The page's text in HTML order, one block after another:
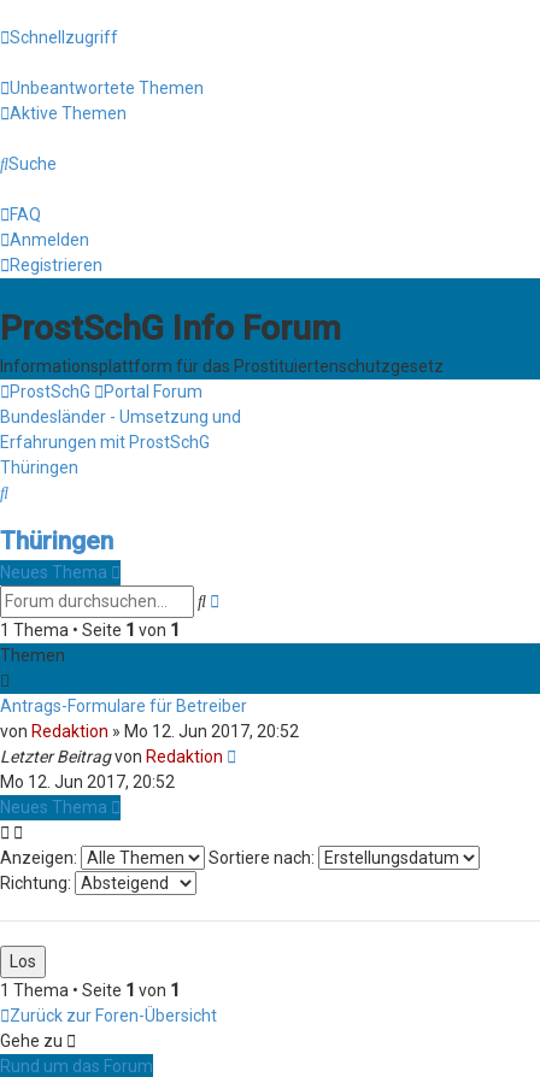
Schnellzugriff
Unbeantwortete Themen
Aktive Themen
Suche
FAQ
Anmelden
Registrieren
ProstSchG Info Forum
Informationsplattform für das Prostituiertenschutzgesetz
ProstSchG
Portal Forum
Bundesländer - Umsetzung und
Erfahrungen mit ProstSchG
Thüringen
Suche
Thüringen
Neues Thema
Suche
1 Thema • Seite 1 von 1
Themen
Antrags-Formulare für Betreiber
von Redaktion » Mo 12. Jun 2017, 20:52
Letzter Beitragvon Redaktion
Mo 12. Jun 2017, 20:52
Neues Thema
Anzeigen:
Sortiere nach:
Richtung:
1 Thema • Seite 1 von 1
Zurück zur Foren-Übersicht
Gehe zu
Rund um das Forum